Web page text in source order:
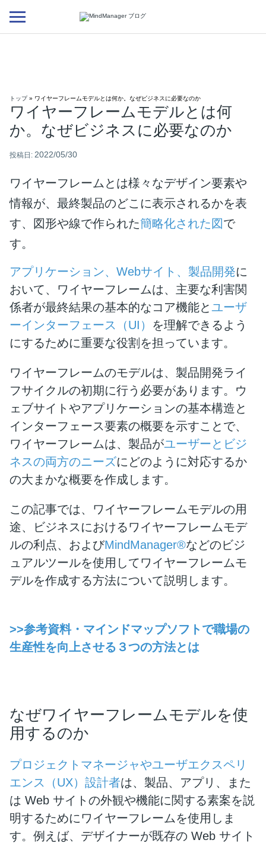
Additional
menu
トップ» ワイヤーフレームモデルとは何か。なぜビジネスに必要なのか
ワイヤーフレームモデルとは何
か。なぜビジネスに必要なのか
投稿日: 2022/05/30
ワイヤーフレームとは様々なデザイン要素や
情報が、最終製品のどこに表示されるかを表
す、図形や線で作られた簡略化された図で
す。
アプリケーション、Webサイト、製品開発に
おいて、ワイヤーフレームは、主要な利害関
係者が最終結果の基本的なコア機能とユーザ
ーインターフェース（UI） を理解できるよう
にするために重要な役割を担っています。
ワイヤーフレームのモデルは、製品開発ライ
フサイクルの初期に行う必要があります。ウ
ェブサイトやアプリケーションの基本構造と
インターフェース要素の概要を示すことで、
ワイヤーフレームは、製品がユーザーとビジ
ネスの両方のニーズにどのように対応するか
の大まかな概要を作成します。
この記事では、ワイヤーフレームモデルの用
途、ビジネスにおけるワイヤーフレームモデ
ルの利点、およびMindManager®などのビジ
ュアルツールを使用してワイヤーフレームモ
デルを作成する方法について説明します。
>>参考資料・マインドマップソフトで職場の
生産性を向上させる３つの方法とは
なぜワイヤーフレームモデルを使
用するのか
プロジェクトマネージャやユーザエクスペリ
エンス（UX）設計者は、製品、アプリ、また
は Web サイトの外観や機能に関する素案を説
明するためにワイヤーフレームを使用しま
す。例えば、デザイナーが既存の Web サイト